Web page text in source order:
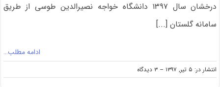
درخشان سال ۱۳۹۷ دانشگاه خواجه نصیرالدین طوسی از طریق
سامانه گلستان [...]
ادامه مطلب…
انتشار در: ۵ تیر, ۱۳۹۷ -- ۳ دیدگاه
on
اعلام